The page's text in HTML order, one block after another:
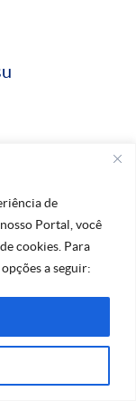
de
Portal, você
cookies. Para
a seguir: